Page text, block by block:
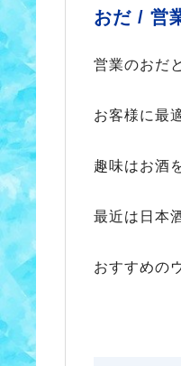
おだ / 営
営業のおだ
お客様に最
趣味はお酒
最近は日本
おすすめの